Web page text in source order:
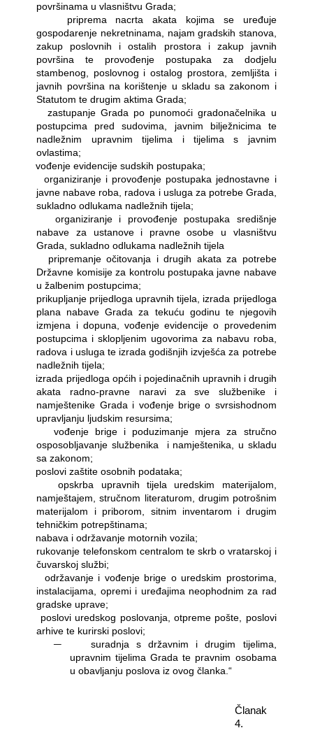
površinama u vlasništvu Grada;
priprema nacrta akata kojima se uređuje
gospodarenje nekretninama, najam gradskih stanova,
zakup poslovnih i ostalih prostora i zakup javnih
površina te provođenje postupaka za dodjelu
stambenog, poslovnog i ostalog prostora, zemljišta i
javnih površina na korištenje u skladu sa zakonom i
Statutom te drugim aktima Grada;
zastupanje Grada po punomoći gradonačelnika u
postupcima pred sudovima, javnim bilježnicima te
nadležnim upravnim tijelima i tijelima s javnim
ovlastima;
vođenje evidencije sudskih postupaka;
organiziranje i provođenje postupaka jednostavne i
javne nabave roba, radova i usluga za potrebe Grada,
sukladno odlukama nadležnih tijela;
organiziranje i provođenje postupaka središnje
nabave za ustanove i pravne osobe u vlasništvu
Grada, sukladno odlukama nadležnih tijela
pripremanje očitovanja i drugih akata za potrebe
Državne komisije za kontrolu postupaka javne nabave
u žalbenim postupcima;
prikupljanje prijedloga upravnih tijela, izrada prijedloga
plana nabave Grada za tekuću godinu te njegovih
izmjena i dopuna, vođenje evidencije o provedenim
postupcima i sklopljenim ugovorima za nabavu roba,
radova i usluga te izrada godišnjih izvješća za potrebe
nadležnih tijela;
izrada prijedloga općih i pojedinačnih upravnih i drugih
akata radno-pravne naravi za sve službenike i
namještenike Grada i vođenje brige o svrsishodnom
upravljanju ljudskim resursima;
vođenje brige i poduzimanje mjera za stručno
osposobljavanje službenika
i namještenika, u skladu
sa zakonom;
poslovi zaštite osobnih podataka;
opskrba upravnih tijela uredskim materijalom,
namještajem, stručnom literaturom, drugim potrošnim
materijalom i priborom, sitnim inventarom i drugim
tehničkim potrepštinama;
nabava i održavanje motornih vozila;
rukovanje telefonskom centralom te skrb o vratarskoj i
čuvarskoj službi;
održavanje i vođenje brige o uredskim prostorima,
instalacijama, opremi i uređajima neophodnim za rad
gradske uprave;
poslovi uredskog poslovanja, otpreme pošte, poslovi
arhive te kurirski poslovi;
―
suradnja s državnim i drugim tijelima,
upravnim tijelima Grada te pravnim osobama
u obavljanju poslova iz ovog članka.“
Članak
4.